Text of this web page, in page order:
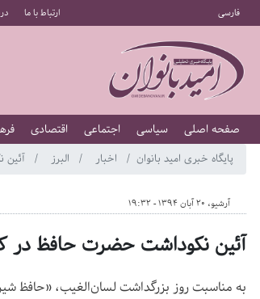
فارسی ارتباط با ما
صفحه اصلی سیاسی اجتماعی اقتصادی
پایگاه خبری امید بانوان اخبار البرز آئین
آرشیو، 20 آبان 1394 - 19:32
آئین نکوداشت حضرت حافظ در
به مناسبت روز بزرگداشت لسان‌الغیب، «حافظ